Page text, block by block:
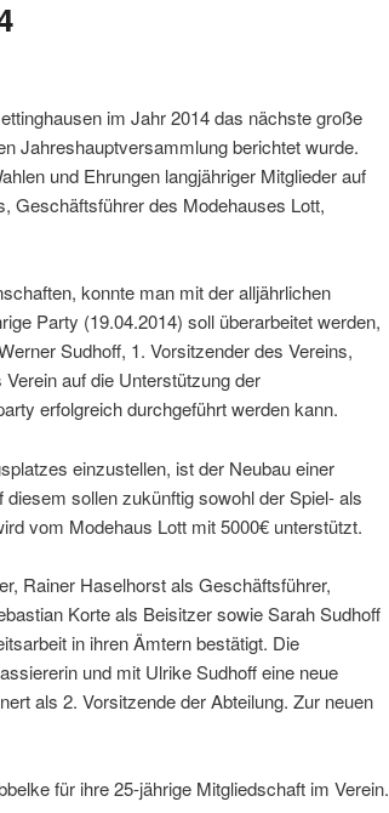
im Jahr 2014 das nächste große
Jahreshauptversammlung berichtet wurde.
und Ehrungen langjähriger Mitglieder auf
Geschäftsführer des Modehauses Lott,
konnte man mit der alljährlichen
Party (19.04.2014) soll überarbeitet werden,
Sudhoff, 1. Vorsitzender des Vereins,
auf die Unterstützung der
erfolgreich durchgeführt werden kann.
einzustellen, ist der Neubau einer
sollen zukünftig sowohl der Spiel- als
vom Modehaus Lott mit 5000€ unterstützt.
Rainer Haselhorst als Geschäftsführer,
Korte als Beisitzer sowie Sarah Sudhoff
in ihren Ämtern bestätigt. Die
und mit Ulrike Sudhoff eine neue
als 2. Vorsitzende der Abteilung. Zur neuen
für ihre 25-jährige Mitgliedschaft im Verein.